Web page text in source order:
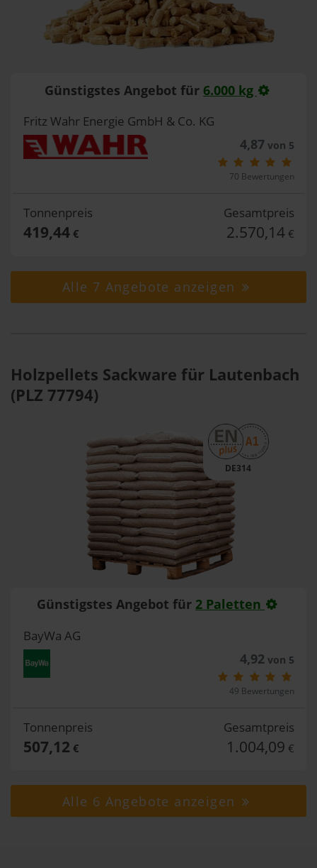
Günstigstes Angebot für 6.000 kg
Fritz Wahr Energie GmbH & Co. KG
4,87von 5
70 Bewertungen
Tonnenpreis
419,44€
Gesamtpreis
2.570,14 €
Alle 7 Angebote anzeigen
Holzpellets Sackware für Lautenbach
(PLZ 77794)
DE314
Günstigstes Angebot für 2 Paletten
BayWa AG
4,92von 5
49 Bewertungen
Tonnenpreis
507,12 €
Gesamtpreis
1.004,09 €
Alle 6 Angebote anzeigen